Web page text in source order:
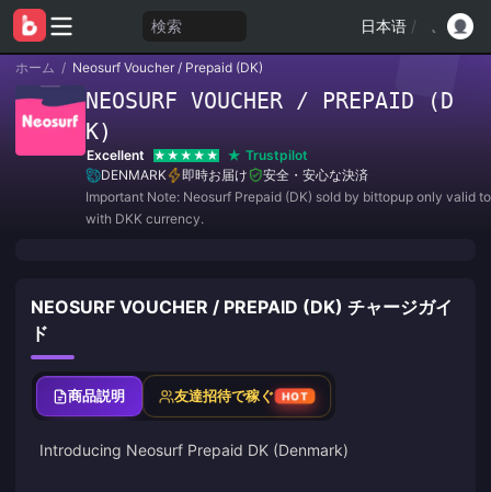
検索 日本语 /
ホーム / Neosurf Voucher / Prepaid (DK)
NEOSURF VOUCHER / PREPAID (D
K)
Excellent
Trustpilot
DENMARK
即時お届け
安全・安心な決済
Important Note: Neosurf Prepaid (DK) sold by bittopup only valid
with DKK currency.
NEOSURF VOUCHER / PREPAID (DK) チャージガイ
ド
商品説明 友達招待で稼ぐ HOT
Introducing Neosurf Prepaid DK (Denmark)